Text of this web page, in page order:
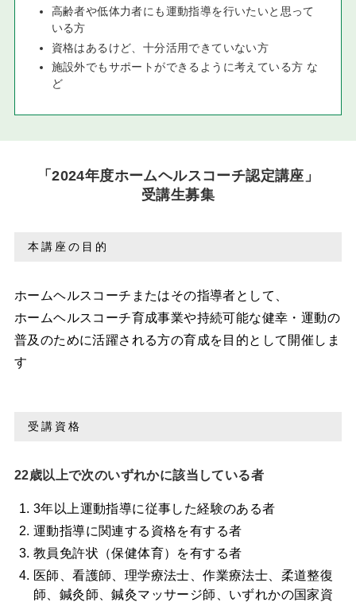
高齢者や低体力者にも運動指導を行いたいと思って
いる方
資格はあるけど、十分活用できていない方
施設外でもサポートができるように考えている方 な
ど
「2024年度ホームヘルスコーチ認定講座」
受講生募集
本講座の目的
ホームヘルスコーチまたはその指導者として、
ホームヘルスコーチ育成事業や持続可能な健幸・運動の
普及のために活躍される方の育成を目的として開催しま
す
受講資格
22歳以上で次のいずれかに該当している者
3年以上運動指導に従事した経験のある者
運動指導に関連する資格を有する者
教員免許状（保健体育）を有する者
医師、看護師、理学療法士、作業療法士、柔道整復
師、鍼灸師、鍼灸マッサージ師、いずれかの国家資